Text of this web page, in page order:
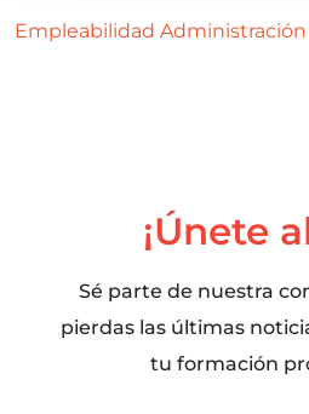
Empleabilidad Administración
¡Únete
Sé parte de nuestra
pierdas las últimas
tu formación